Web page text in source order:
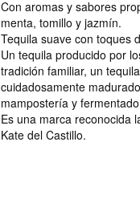
Con aromas y sabores
menta, tomillo y jazmín.
Tequila suave con toques
Un tequila producido por
tradición familiar, un
cuidadosamente
mampostería y
Es una marca reconocida
Kate del Castillo.